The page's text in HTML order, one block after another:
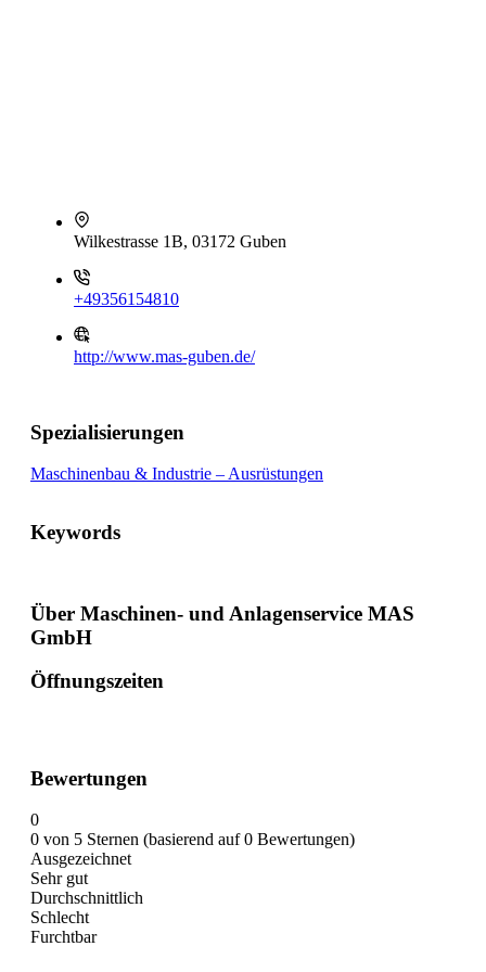
Wilkestrasse 1B, 03172 Guben
+49356154810
http://www.mas-guben.de/
Spezialisierungen
Maschinenbau & Industrie – Ausrüstungen
Keywords
Über Maschinen- und Anlagenservice MAS
GmbH
Öffnungszeiten
Bewertungen
0
0 von 5 Sternen (basierend auf 0 Bewertungen)
Ausgezeichnet
Sehr gut
Durchschnittlich
Schlecht
Furchtbar